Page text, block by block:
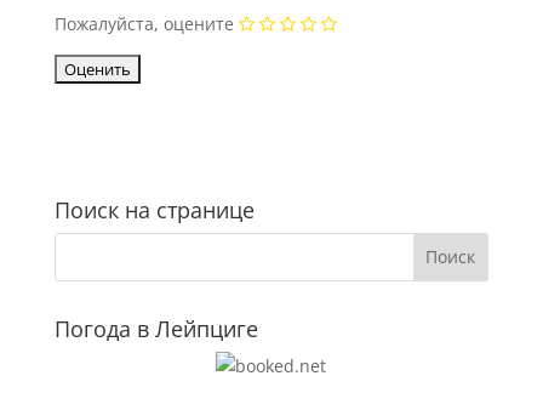
Пожалуйста, оцените
Поиск на странице
Погода в Лейпциге